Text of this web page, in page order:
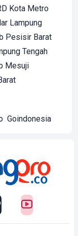
Kota Metro
Lampung
Pesisir Barat
Tengah
Mesuji
Goindonesia